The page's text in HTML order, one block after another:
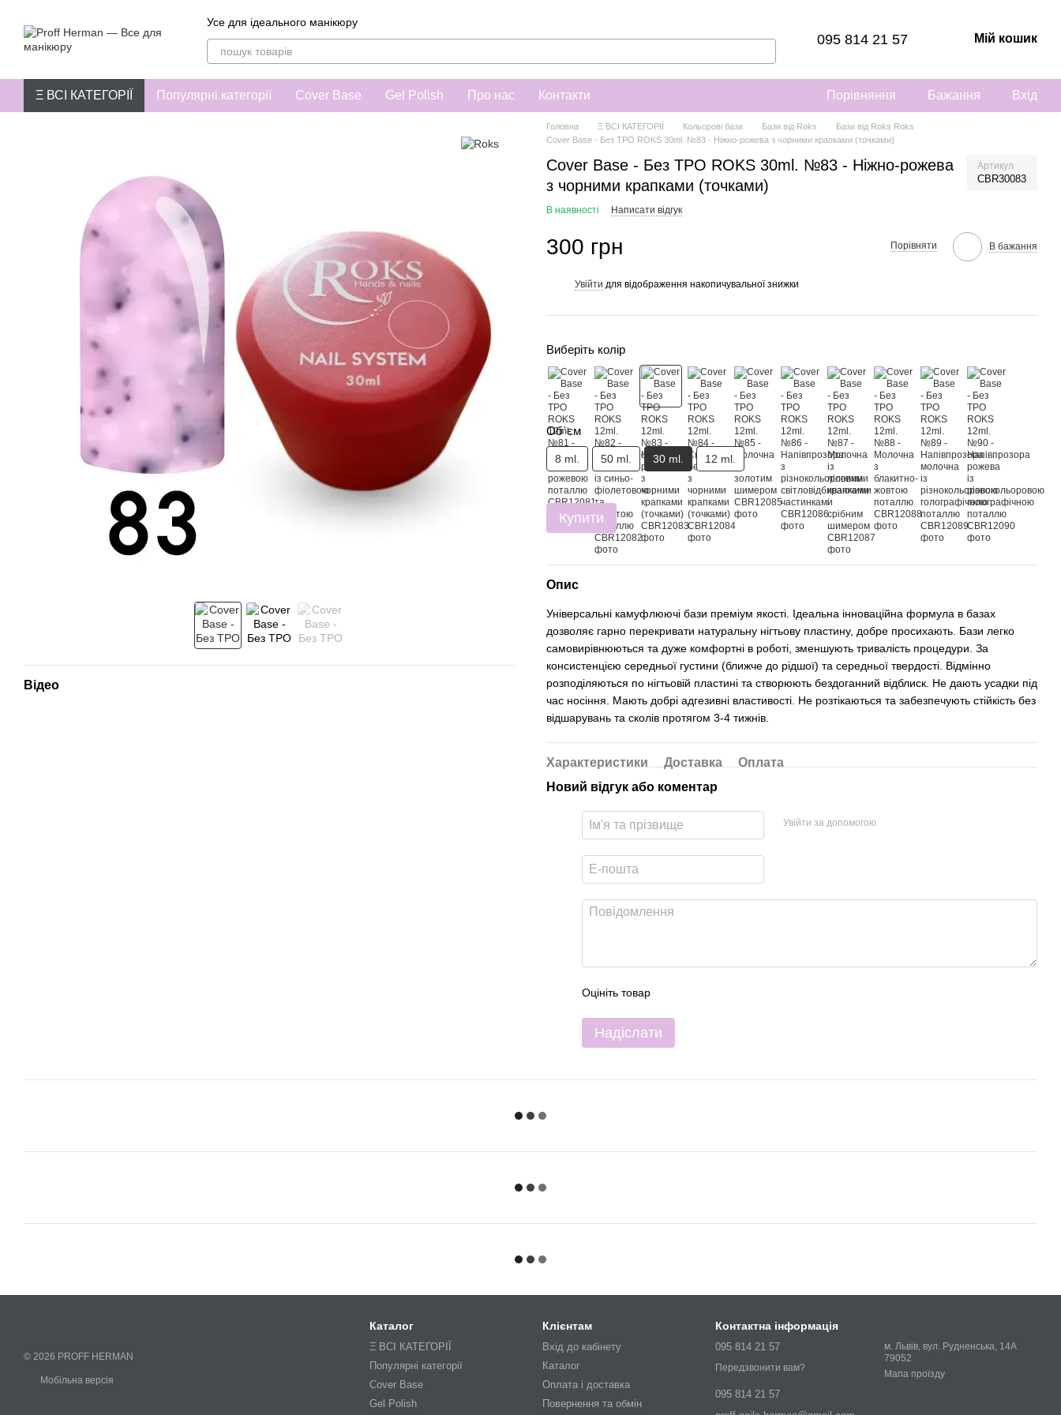
Усе для ідеального манікюру
095 814 21 57 Мій кошик
Ξ ВСІ КАТЕГОРІЇ Популярні категорії Cover Base Gel Polish Про нас Контакти Порівняння Бажання Вхід
Відео
Головна Ξ ВСІ КАТЕГОРІЇ Кольорові бази Бази від Roks
Бази від Roks Roks
Cover Base - Без ТРО ROKS 30ml. №83 - Ніжно-рожева з чорними крапками (точками)
Cover Base - Без ТРО ROKS 30ml. №83 - Ніжно-рожева
з чорними крапками (точками)
Артикул
CBR30083
В наявності Написати відгук
300 грн Порівняти В бажання
Увійти для відображення накопичувальної знижки
Виберіть колір
Об`єм
8 ml. 50 ml. 30 ml. 12 ml.
Купити
Опис
Універсальні камуфлюючі бази преміум якості. Ідеальна інноваційна формула в базах
дозволяє гарно перекривати натуральну нігтьову пластину, добре просихають. Бази легко
самовирівнюються та дуже комфортні в роботі, зменшують тривалість процедури. За
консистенцією середньої густини (ближче до рідшої) та середньої твердості. Відмінно
розподіляються по нігтьовій пластині та створюють бездоганний відблиск. Не дають усадки під
час носіння. Мають добрі адгезивні властивості. Не розтікаються та забезпечують стійкість без
відшарувань та сколів протягом 3-4 тижнів.
Характеристики Доставка
Оплата
Новий відгук або коментар
Увійти за допомогою
Оцініть товар
Надіслати
© 2026 PROFF HERMAN
Мобільна версія
Каталог
Ξ ВСІ КАТЕГОРІЇ
Популярні категорії
Cover Base
Gel Polish
Клієнтам
Вхід до кабінету
Каталог
Оплата і доставка
Повернення та обмін
Контактна інформація
095 814 21 57
Передзвонити вам?
095 814 21 57
м. Львів, вул. Рудненська, 14А
79052
Мапа проїзду